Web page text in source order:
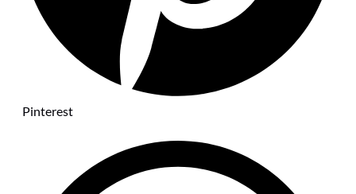
Pinterest